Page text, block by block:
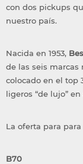
con dos pickups
nuestro país.
Nacida en 1953,
de las seis marcas
colocado en el top
ligeros “de lujo”
La oferta para
B70